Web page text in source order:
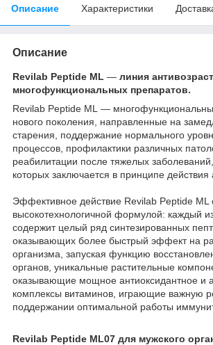
Описание Характеристики
Описание
Revilab Peptide МL — линия
многофункциональных препаратов.
Revilab Peptide МL —
нового поколения, направленные на
старения, поддержание нормального
процессов, профилактики различных
реабилитации после тяжелых
которых заключается в принципе действия
Эффективное действие Revilab Peptide МL
высокотехнологичной формулой: каждый
содержит целый ряд синтезированных
оказывающих более быстрый эффект на
организма, запуская функцию
органов, уникальные растительные
оказывающие мощное антиоксидантное и
комплексы витаминов, играющие важную
поддержании оптимальной работы
Revilab Peptide МL07 для мужского